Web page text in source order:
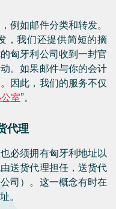
例如邮件分类和转发。
，我们还提供简短的摘
匈牙利公司收到一封官
。如果邮件与你的会计
因此，我们的服务不仅
室”。
代理
必须拥有匈牙利地址以
送货代理担任，送货代
司）。这一概念有时在
。